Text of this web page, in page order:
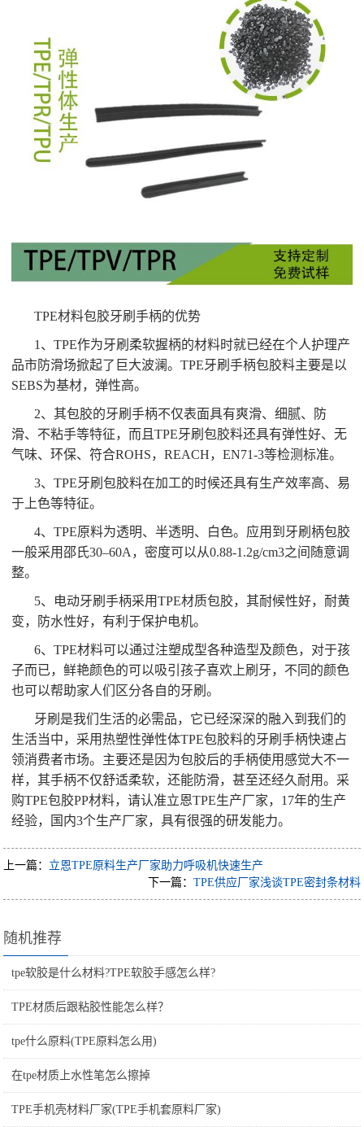
TPE材料包胶牙刷手柄的优势
1、TPE作为牙刷柔软握柄的材料时就已经在个人护理产
品市防滑场掀起了巨大波澜。TPE牙刷手柄包胶料主要是以
SEBS为基材，弹性高。
2、其包胶的牙刷手柄不仅表面具有爽滑、细腻、防
滑、不粘手等特征，而且TPE牙刷包胶料还具有弹性好、无
气味、环保、符合ROHS，REACH，EN71-3等检测标准。
3、TPE牙刷包胶料在加工的时候还具有生产效率高、易
于上色等特征。
4、TPE原料为透明、半透明、白色。应用到牙刷柄包胶
一般采用邵氏30–60A，密度可以从0.88-1.2g/cm3之间随意调
整。
5、电动牙刷手柄采用TPE材质包胶，其耐候性好，耐黄
变，防水性好，有利于保护电机。
6、TPE材料可以通过注塑成型各种造型及颜色，对于孩
子而已，鲜艳颜色的可以吸引孩子喜欢上刷牙，不同的颜色
也可以帮助家人们区分各自的牙刷。
牙刷是我们生活的必需品，它已经深深的融入到我们的
生活当中，采用热塑性弹性体TPE包胶料的牙刷手柄快速占
领消费者市场。主要还是因为包胶后的手柄使用感觉大不一
样，其手柄不仅舒适柔软，还能防滑，甚至还经久耐用。采
购TPE包胶PP材料，请认准立恩TPE生产厂家，17年的生产
经验，国内3个生产厂家，具有很强的研发能力。
上一篇： 立恩TPE原料生产厂家助力呼吸机快速生产
下一篇： TPE供应厂家浅谈TPE密封条材料
随机推荐
tpe软胶是什么材料?TPE软胶手感怎么样?
TPE材质后跟粘胶性能怎么样？
tpe什么原料(TPE原料怎么用)
在tpe材质上水性笔怎么擦掉
TPE手机壳材料厂家(TPE手机套原料厂家)